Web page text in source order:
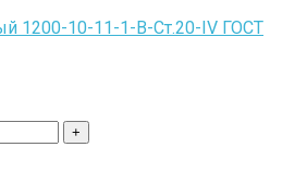
1200-10-11-1-B-Cт.20-IV ГОСТ
+